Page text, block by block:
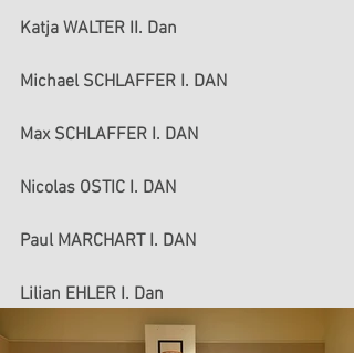
Katja WALTER II. Dan
Michael SCHLAFFER I. DAN
Max SCHLAFFER I. DAN
Nicolas OSTIC I. DAN
Paul MARCHART I. DAN
Lilian EHLER I. Dan